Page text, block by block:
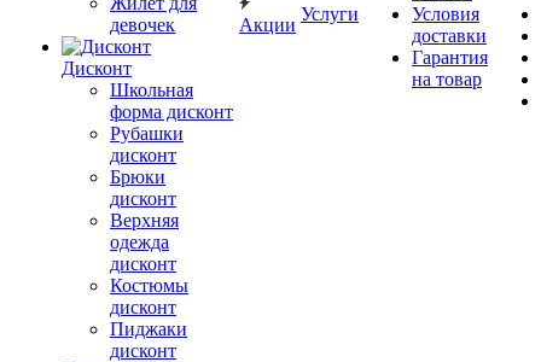
девочек
Дисконт
Школьная
форма дисконт
Рубашки
дисконт
Брюки
дисконт
Верхняя
одежда
дисконт
Костюмы
дисконт
Пиджаки
дисконт
Акции
Услуги
Условия
доставки
Гарантия
на товар